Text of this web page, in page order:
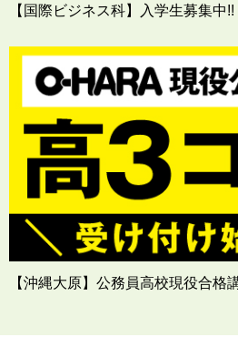
【国際ビジネス科】入学生募集中!!
【沖縄大原】公務員高校現役合格